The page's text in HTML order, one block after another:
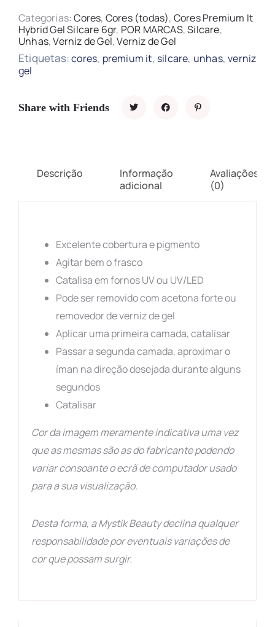
Categorias:Cores, Cores (todas), Cores Premium It
Hybrid Gel Silcare 6gr, POR MARCAS,Silcare,
Unhas,Verniz de Gel,Verniz de Gel
Etiquetas:cores, premium it, silcare, unhas,verniz
gel
Share with Friends
Descrição
Informação
adicional
Avaliações
(0)
Excelente cobertura e pigmento
Agitar bem o frasco
Catalisa em fornos UV ou UV/LED
Pode ser removido com acetona forte ou
removedor de verniz de gel
Aplicar uma primeira camada, catalisar
Passar a segunda camada, aproximar o
íman na direção desejada durante alguns
segundos
Catalisar
Cor da imagem meramente indicativauma vez
que as mesmas são as do fabricante podendo
variar consoante o ecrã de computador usado
para a sua visualização.
Desta forma, a Mystik Beauty declina qualquer
responsabilidade por eventuais variações de
cor que possam surgir.